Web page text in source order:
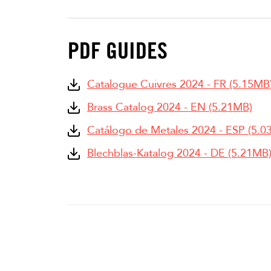
PDF GUIDES
Catalogue Cuivres 2024 - FR
Brass Catalog 2024 - EN (5.21MB)
Catálogo de Metales 2024 - ESP
Blechblas-Katalog 2024 - DE (5.21MB)